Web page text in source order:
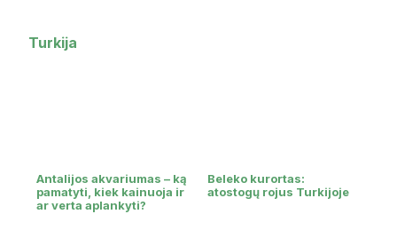
Turkija
Antalijos akvariumas – ką
pamatyti, kiek kainuoja ir
ar verta aplankyti?
Beleko kurortas:
atostogų rojus Turkijoje